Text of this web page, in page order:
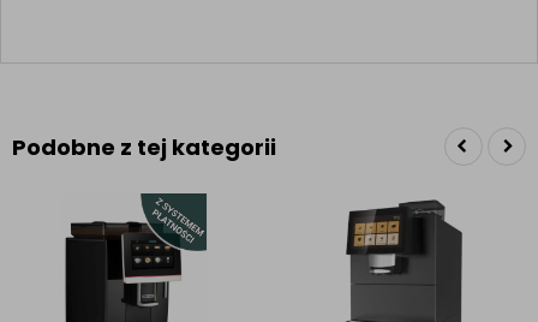
Podobne z tej kategorii